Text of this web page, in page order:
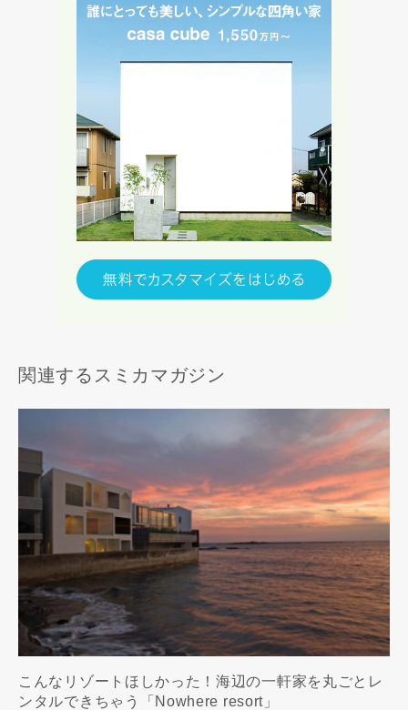
関連するスミカマガジン
こんなリゾートほしかった！海辺の一軒家を丸ごとレ
ンタルできちゃう「Nowhere resort」